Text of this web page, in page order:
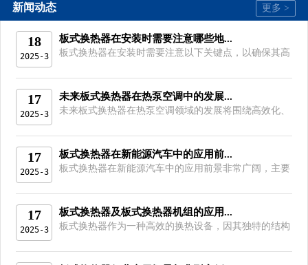
更多 >
新闻动态
18
2025-3
板式换热器在安装时需要注意哪些地...
板式换热器在安装时需要注意以下关键点，以确保其高
17
2025-3
未来板式换热器在热泵空调中的发展...
未来板式换热器在热泵空调领域的发展将围绕高效化、
17
2025-3
板式换热器在新能源汽车中的应用前...
板式换热器在新能源汽车中的应用前景非常广阔，主要
17
2025-3
板式换热器及板式换热器机组的应用...
板式换热器作为一种高效的换热设备，因其独特的结构